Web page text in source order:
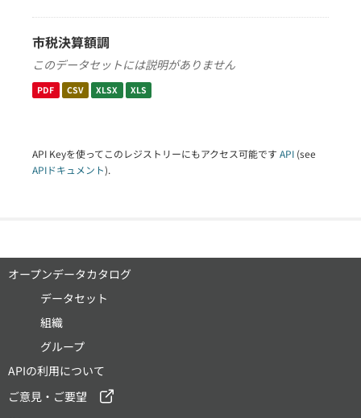
市税決算額調
このデータセットには説明がありません
PDF CSV XLSX XLS
API Keyを使ってこのレジストリーにもアクセス可能です API (see
APIドキュメント).
オープンデータカタログ
データセット
組織
グループ
APIの利用について
ご意見・ご要望